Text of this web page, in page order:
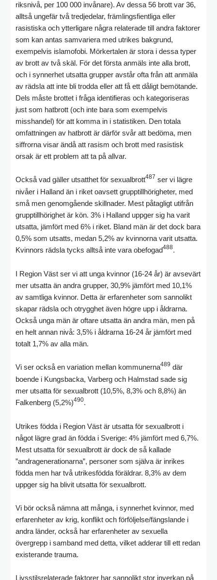
riksnivå, per 100 000 invånare). Av dessa 56 brott var 36,
alltså ungefär två tredjedelar, främlingsfientliga eller
rasistiska och ytterligare några relaterade till andra faktorer
som kan antas samvariera med utrikes bakgrund,
exempelvis islamofobi. Mörkertalen är stora i dessa typer
av brott av två skäl. För det första anmäls inte alla brott,
och i synnerhet utsatta grupper avstår ofta från att anmäla
av rädsla att inte bli trodda eller att få ett dåligt bemötande.
Dels måste brottet i fråga identifieras och kategoriseras
just som hatbrott (och inte bara som exempelvis
misshandel) för att komma in i statistiken. Den totala
omfattningen av hatbrott är därför svår att bedöma, men
siffrorna visar ändå att rasism och brott med rasistisk
orsak är ett problem att ta på allvar.
Också vad gäller utsatthet för sexualbrott487 ser vi lägre
nivåer i Halland än i riket oavsett grupptillhörigheter, med
små men genomgående skillnader. Mest påtagligt utifrån
grupptillhörighet är kön. 3% i Halland uppger sig ha varit
utsatta, jämfört med 6% i riket. Bland män är det dock bara
0,5% som utsatts, medan 5,2% av kvinnorna varit utsatta.
Kvinnors rädsla tycks alltså inte vara obefogad488.
I Region Väst ser vi att unga kvinnor (16-24 år) är avsevärt
mer utsatta än andra grupper, 30,9% jämfört med 10,1%
av samtliga kvinnor. Detta är erfarenheter som sannolikt
skapar rädsla och otrygghet även högre upp i åldrarna.
Också unga män är oftare utsatta än andra män, men på
en helt annan nivå: 3,5% i åldrarna 16-24 år jämfört med
totalt 1,7% av alla män.
Vi ser också en variation mellan kommunerna489 där
boende i Kungsbacka, Varberg och Halmstad sade sig
mer utsatta för sexualbrott (10,5%, 8,3% och 8,8%) än
Falkenberg (5,2%)490.
Utrikes födda i Region Väst är utsatta för sexualbrott i
något lägre grad än födda i Sverige: 4% jämfört med 6,7%.
Mest utsatta för sexualbrott är dock de så kallade
”andragenerationarna”, personer som själva är inrikes
födda men har två utrikesfödda föräldrar. 8,3% av dem
uppger sig ha blivit utsatta för sexualbrott.
Vi bör också nämna att många, i synnerhet kvinnor, med
erfarenheter av krig, konflikt och förföljelse/fängslande i
andra länder, också har erfarenheter av sexuella
övergrepp i samband med detta, vilket adderar till ett redan
existerande trauma.
Livsstilsrelaterade faktorer har sannolikt stor inverkan på